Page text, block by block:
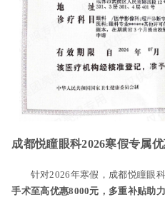
成都悦瞳眼科2026寒假专属
针对2026年寒假，成都悦瞳眼
手术至高优惠8000元，多重补贴助